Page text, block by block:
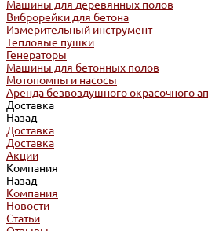
Машины для деревянных полов
Виброрейки для бетона
Измерительный инструмент
Тепловые пушки
Генераторы
Машины для бетонных полов
Мотопомпы и насосы
Аренда безвоздушного окрасочного
Доставка
Назад
Доставка
Доставка
Акции
Компания
Назад
Компания
Новости
Статьи